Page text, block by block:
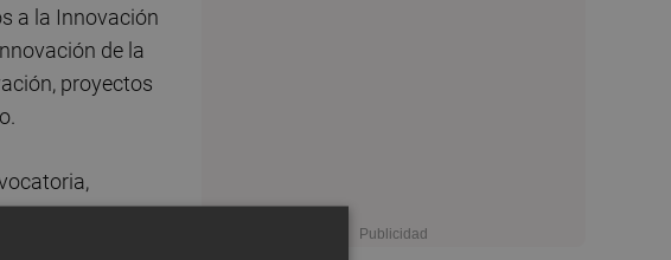
a la Innovación
de la
proyectos